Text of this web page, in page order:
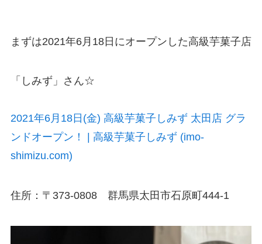
まずは2021年6月18日にオープンした高級芋菓子店
「しみず」さん☆
2021年6月18日(金) 高級芋菓子しみず 太田店 グラ
ンドオープン！ | 高級芋菓子しみず (imo-
shimizu.com)
住所：〒373-0808 群馬県太田市石原町444-1